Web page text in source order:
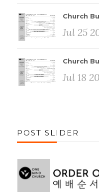
Church
Jul 25
Church
Jul 18
POST SLIDER